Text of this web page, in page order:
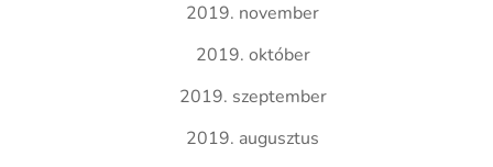
2019. november
2019. október
2019. szeptember
2019. augusztus